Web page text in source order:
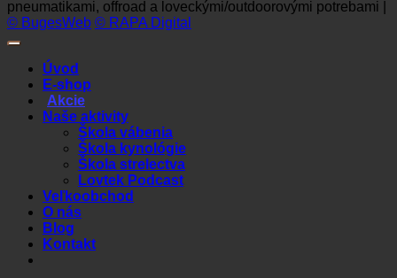
pneumatikami, offroad a loveckými/outdoorovými potrebami |
© BugesWeb © RAPA Digital
Úvod
E-shop
Akcie
Naše aktivity
Škola vábenia
Škola kynológie
Škola strelectva
Lovtek Podcast
Veľkoobchod
O nás
Blog
Kontakt